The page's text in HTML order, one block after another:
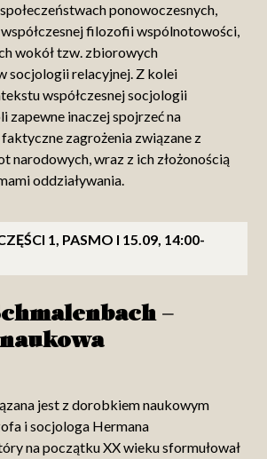
ponowoczesnych,
filozofii wspólnotowości,
wokół tzw. zbiorowych
socjologii relacyjnej. Z kolei
współczesnej socjologii
zapewne inaczej spojrzeć na
zagrożenia związane z
narodowych, wraz z ich złożonością
oddziaływania.
1, PASMO I 15.09, 14:00-
–
jest z dorobkiem naukowym
i socjologa Hermana
na początku XX wieku sformułował